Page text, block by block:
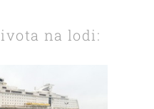
na lodi: